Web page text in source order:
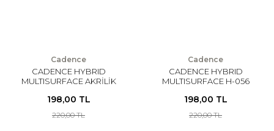
Cadence
CADENCE HYBRID
MULTISURFACE AKRİLİK
198,00 TL
220,00 TL
Cadence
CADENCE HYBRID
MULTISURFACE H-056
198,00 TL
220,00 TL